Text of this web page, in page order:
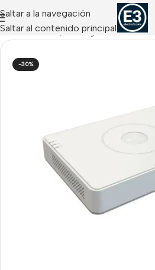
Saltar a la navegación
Saltar al contenido principal
ANALÓGICO/Videograbadores DVR
-30%